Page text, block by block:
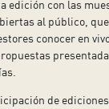
edición con las
al público,
conocer en
de